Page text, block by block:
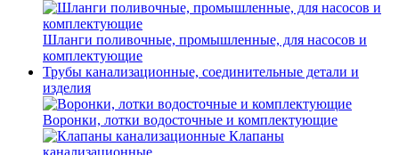
Шланги поливочные, промышленные, для насосов и
комплектующие
Трубы канализационные, соединительные детали и
изделия
Воронки, лотки водосточные и комплектующие
Клапаны
канализационные